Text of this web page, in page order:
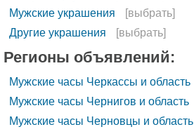
Мужские украшения
[выбрать]
Другие украшения
[выбрать]
Регионы объявлений:
Мужские часы Черкассы и область
Мужские часы Чернигов и область
Мужские часы Черновцы и область